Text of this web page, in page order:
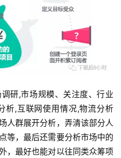
研,市场规模、关注度、行业
析,互联网使用情况,物流分析
人群展开分析，弄清该部分人
等，最后还需要分析市场中的
，最好也能对以往同类众筹项